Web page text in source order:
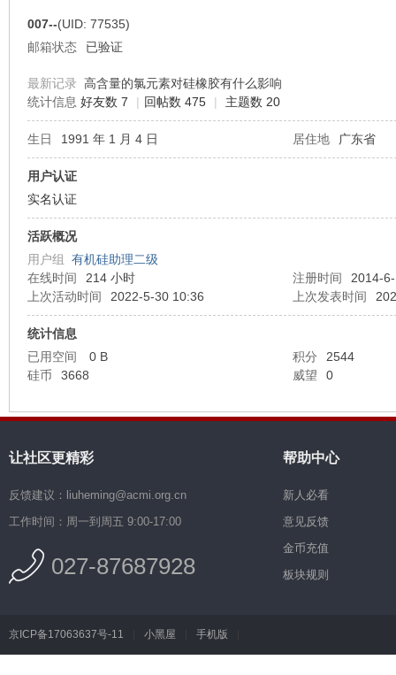
007--(UID: 77535)
邮箱状态
已验证
最新记录 高含量的氯元素对硅橡胶有什么影响
统计信息 好友数 7 | 回帖数 475 | 主题数 20
生日 1991 年 1 月 4 日 居住地 广东省
用户认证
实名认证
活跃概况
用户组 有机硅助理二级
在线时间
214 小时 注册时间
2014-
上次活动时间
2022-5-30 10:36 上次发表时间
统计信息
已用空间
0 B 积分
2544
硅币
3668 威望 0
让社区更精彩
反馈建议：liuheming@acmi.org.cn
工作时间：周一到周五 9:00-17:00
027-87687928
帮助中心
新人必看
意见反馈
金币充值
板块规则
京ICP备17063637号-11 小黑屋 手机版